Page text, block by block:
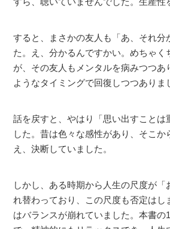
すると、まさかの友人も「あ、それ分
た。え、分かるんですかい。めちゃく
が、その友人もメンタルを病みつつあ
ようなタイミングで回復しつつありま
話を戻すと、やはり「思い出すことは
した。昔は色々な感性があり、そこか
え、決断していました。
しかし、ある時期から人生の尺度が「
れ替わっており、この尺度も否定はし
はバランスが崩れていました。本書の